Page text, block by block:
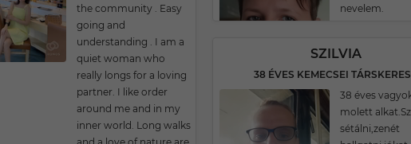
the community . Easy
going and
understanding . I am a
quiet woman who
really longs for a loving
partner. I like order
around me and in my
inner world. Long walks
nevelem.
SZILVIA
38 ÉVES KEMECSEI
38 éves
molett
sétálni,zenét